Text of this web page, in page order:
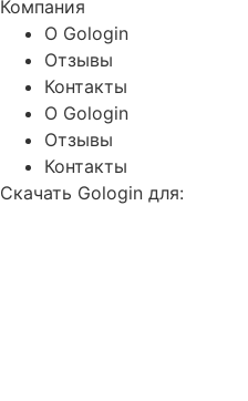
Компания
О Gologin
Отзывы
Контакты
О Gologin
Отзывы
Контакты
Скачать Gologin для: